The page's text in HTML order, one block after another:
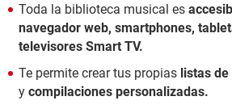
Toda la biblioteca musical es
navegador web, smartphones,
televisores Smart TV.
Te permite crear tus propias listas
y compilaciones personalizadas.